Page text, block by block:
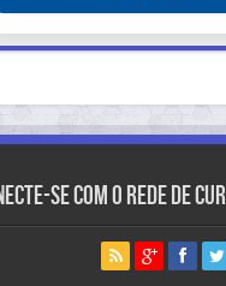
se com o Rede de